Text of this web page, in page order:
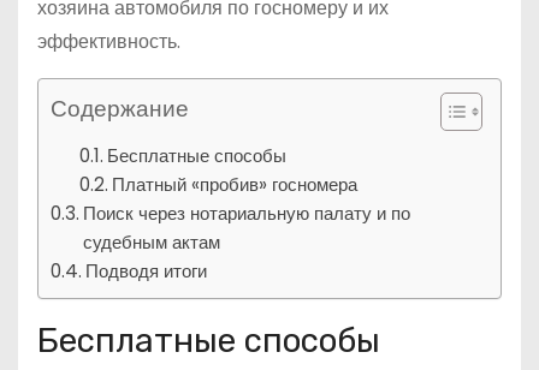
хозяина автомобиля по госномеру и их
эффективность.
Содержание
Бесплатные способы
Платный «пробив» госномера
Поиск через нотариальную палату и по
судебным актам
Подводя итоги
Бесплатные способы